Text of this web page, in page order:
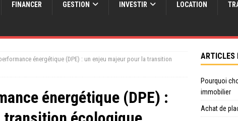
FINANCER GESTION INVESTIR LOCATION
énergétique (DPE) : un enjeu majeur pour la transition
énergétique (DPE) :
ARTICLES
Pourquoi
immobilier
Achat de